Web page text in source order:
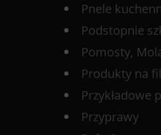
Pnele
Podstopnie
Pomosty,
Produkty na
Przykładowe
Przyprawy